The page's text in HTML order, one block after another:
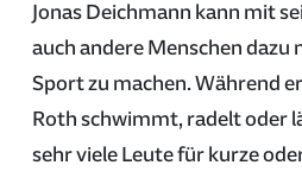
Jonas Deichmann kann mit
auch andere Menschen
Sport zu machen. Während
Roth schwimmt, radelt oder
sehr viele Leute für kurze